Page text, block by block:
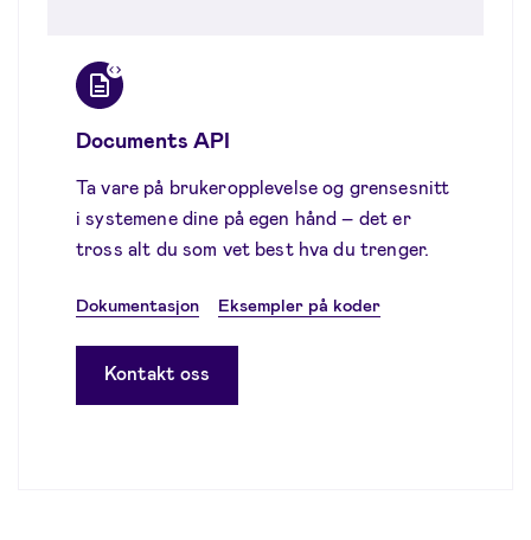
Documents API
Ta vare på brukeropplevelse og grensesnitt
i systemene dine på egen hånd – det er
tross alt du som vet best hva du trenger.
Dokumentasjon Eksempler på koder
Kontakt oss